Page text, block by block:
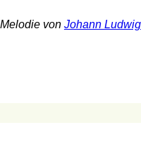
von Johann